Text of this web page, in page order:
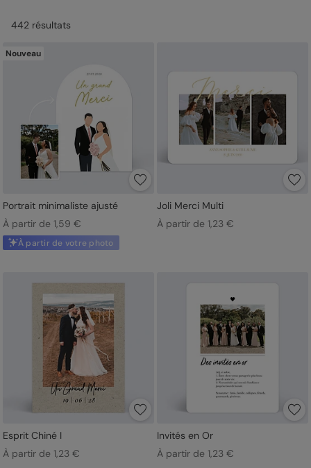
442 résultats
Nouveau
Portrait minimaliste ajusté
À partir de 1,59 €
À partir de votre photo
Joli Merci Multi
À partir de 1,23 €
Esprit Chiné I
À partir de 1,23 €
Invités en Or
À partir de 1,23 €